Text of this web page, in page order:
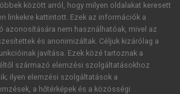
hozzáférés
között arról, hogy milyen oldalakat keresett
linkekre kattintott. Ezek az információk a
azonosítására nem használhatóak, mivel az
és anonimizáltak. Céljuk kizárólag a
javítása. Ezek közé tartoznak a
származó elemzési szolgáltatásokhoz
ilyen elemzési szolgáltatások a
a hőtérképek és a közösségi